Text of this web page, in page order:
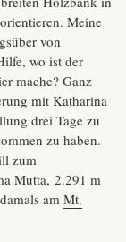
Meine
von
wo ist der
mache? Ganz
mit Katharina
drei Tage zu
zu haben.
zum
Mutta, 2.291 m
am Mt.